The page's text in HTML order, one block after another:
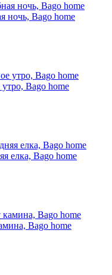
ночь, Bago home
Bago home
елка, Bago home
Bago home